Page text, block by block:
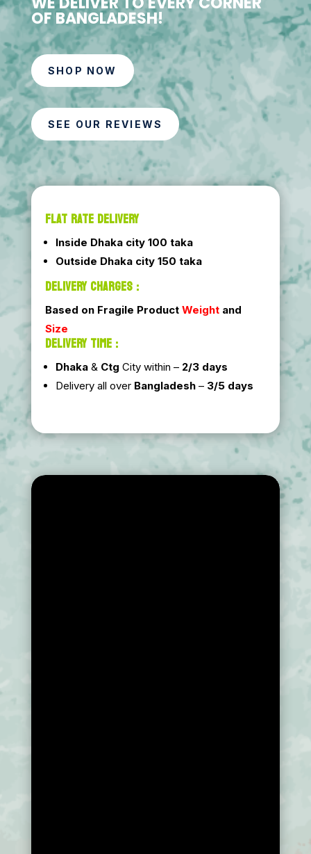
OF BANGLADESH!
SHOP NOW
SEE OUR REVIEWS
FLAT RATE DELIVERY
Inside Dhaka city 100 taka
Outside Dhaka city 150 taka
DELIVERY CHARGES :
Based on Fragile Product Weightand
Size
DELIVERY TIME :
Dhaka& Ctg City within – 2/3 days
Delivery all over Bangladesh– 3/5 days